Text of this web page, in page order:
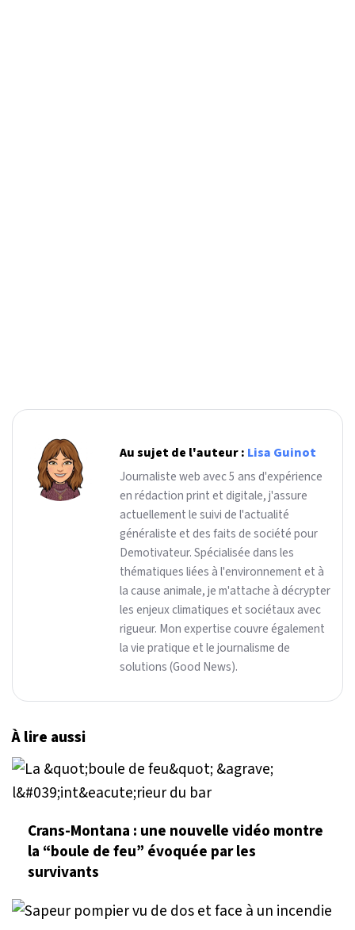
Au sujet de l'auteur : Lisa Guinot
Journaliste web avec 5 ans d'expérience
en rédaction print et digitale, j'assure
actuellement le suivi de l'actualité
généraliste et des faits de société pour
Demotivateur. Spécialisée dans les
thématiques liées à l'environnement et à
la cause animale, je m'attache à décrypter
les enjeux climatiques et sociétaux avec
rigueur. Mon expertise couvre également
la vie pratique et le journalisme de
solutions (Good News).
À lire aussi
Crans-Montana : une nouvelle vidéo montre
la “boule de feu” évoquée par les
survivants